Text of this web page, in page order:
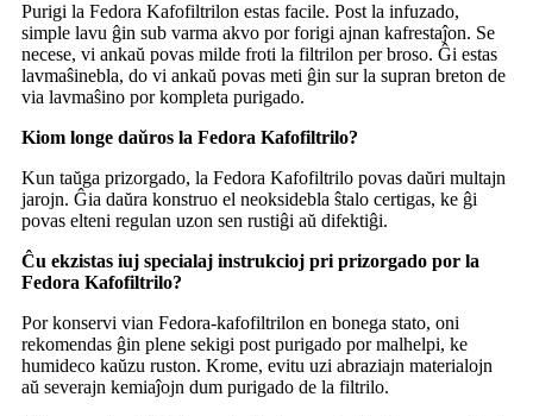
Purigi la Fedora Kafofiltrilon estas facile. Post la infuzado,
simple lavu ĝin sub varma akvo por forigi ajnan kafrestaĵon. Se
necese, vi ankaŭ povas milde froti la filtrilon per broso. Ĝi estas
lavmaŝinebla, do vi ankaŭ povas meti ĝin sur la supran breton de
via lavmaŝino por kompleta purigado.
Kiom longe daŭros la Fedora Kafofiltrilo?
Kun taŭga prizorgado, la Fedora Kafofiltrilo povas daŭri multajn
jarojn. Ĝia daŭra konstruo el neoksidebla ŝtalo certigas, ke ĝi
povas elteni regulan uzon sen rustiĝi aŭ difektiĝi.
Ĉu ekzistas iuj specialaj instrukcioj pri prizorgado por la
Fedora Kafofiltrilo?
Por konservi vian Fedora-kafofiltrilon en bonega stato, oni
rekomendas ĝin plene sekigi post purigado por malhelpi, ke
humideco kaŭzu ruston. Krome, evitu uzi abraziajn materialojn
aŭ severajn kemiaĵojn dum purigado de la filtrilo.